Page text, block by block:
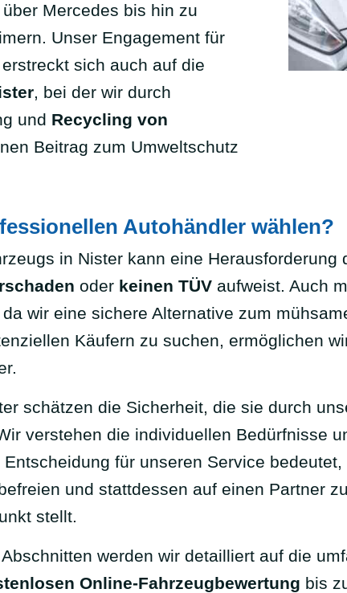
Mercedes bis hin zu
Unser Engagement für
sich auch auf die
, bei der wir durch
und Recycling von
Beitrag zum Umweltschutz
Autohändler wählen?
in Nister kann eine
oder keinen TÜV aufweist. Auch
wir eine sichere Alternative zum
Käufern zu suchen, ermöglichen
schätzen die Sicherheit, die sie durch
verstehen die individuellen Bedürfnisse
für unseren Service
und stattdessen auf einen Partner
stellt.
werden wir detailliert auf die
Online-Fahrzeugbewertung bis